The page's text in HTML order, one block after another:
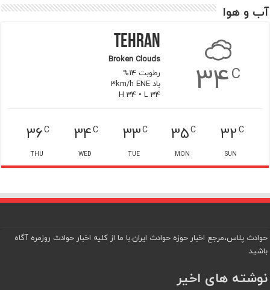
آب و هوا
34C
Tehran
Broken Clouds
رطوبت 14%
باد 3km/h ENE
H 34 • L 34
32C
SUN
35C
MON
33C
TUE
34C
WED
36C
THU
حوادث پلاس،مرجع اخبار حوزه حوادث ایران.با ما از کلیه اخبار حوادث روزمره آگاه
باشید.
نوشته های اخیر